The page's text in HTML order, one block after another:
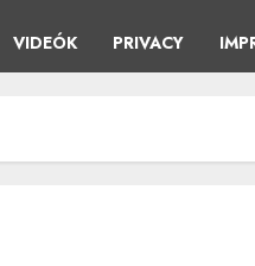
VIDEÓK PRIVACY